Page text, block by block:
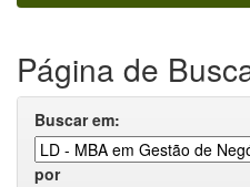
Página de
Buscar em:
por